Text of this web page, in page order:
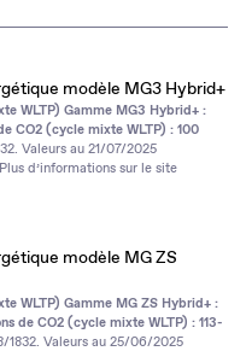
modèle MG3 Hybrid+
WLTP) Gamme MG3 Hybrid+ :
CO2 (cycle mixte WLTP) : 100
Valeurs au 21/07/2025
d’informations sur le site
modèle MG ZS
WLTP) Gamme MG ZS Hybrid+ :
de CO2 (cycle mixte WLTP) : 113-
1832. Valeurs au 25/06/2025